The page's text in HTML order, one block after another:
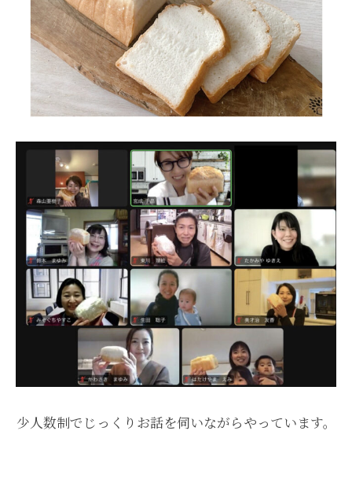
少人数制でじっくりお話を伺いながらやっています。